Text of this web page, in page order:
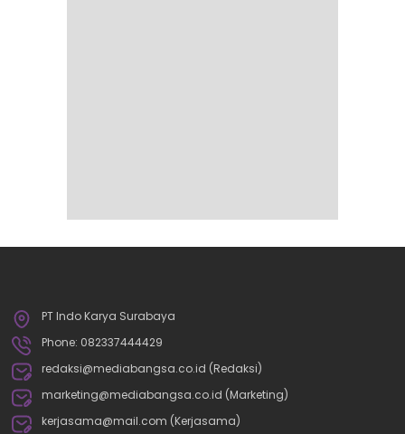
PT Indo Karya Surabaya
Phone: 082337444429
redaksi@mediabangsa.co.id (Redaksi)
marketing@mediabangsa.co.id (Marketing)
kerjasama@mail.com (Kerjasama)